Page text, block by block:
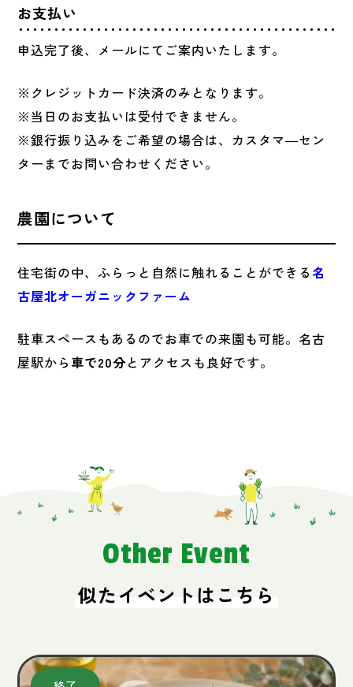
お支払い
申込完了後、メールにてご案内いたします。
※クレジットカード決済のみとなります。
※当日のお支払いは受付できません。
※銀行振り込みをご希望の場合は、カスタマ―セン
ターまでお問い合わせください。
農園について
住宅街の中、ふらっと自然に触れることができる名
古屋北オーガニックファーム
駐車スペースもあるのでお車での来園も可能。名古
屋駅から 車で20分とアクセスも良好です。
Other Event
似たイベントはこちら